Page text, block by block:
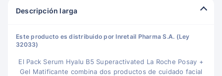
Descripción larga
Este producto es distribuido por Inretail Pharma S.A. (Ley
32033)
El Pack Serum Hyalu B5 Superactivated La Roche Posay +
Gel Matificante combina dos productos de cuidado facial